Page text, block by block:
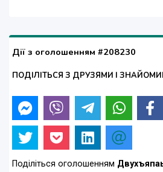
Дії з оголошенням #208230
ПОДІЛІТЬСЯ З ДРУЗЯМИ І
Поділіться оголошенням